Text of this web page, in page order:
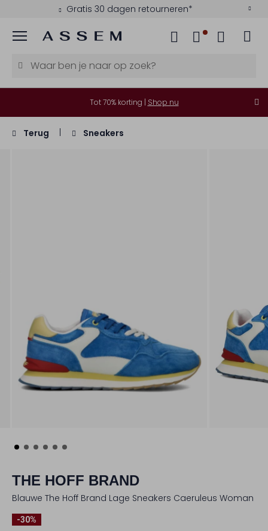
Gratis 30 dagen retourneren*
Menu
Tot 70% korting | Shop nu
Terug Sneakers
THE HOFF BRAND
Blauwe The Hoff Brand Lage Sneakers Caeruleus Woman
-30%